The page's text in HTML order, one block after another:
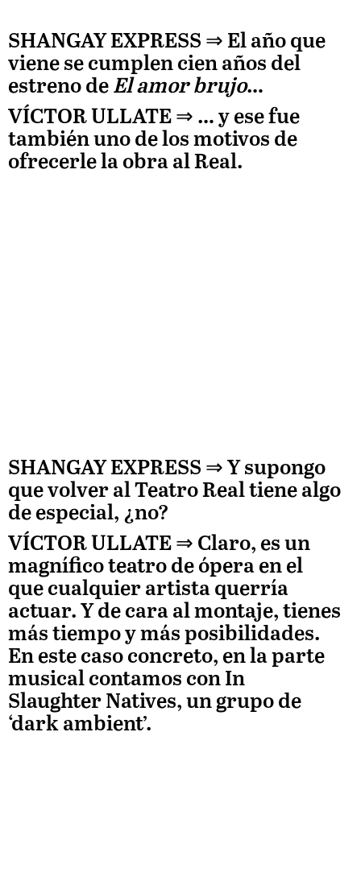
SHANGAY EXPRESS ⇒ El año que
viene se cumplen cien años del
estreno de El amor brujo…
VÍCTOR ULLATE ⇒ … y ese fue
también uno de los motivos de
ofrecerle la obra al Real.
SHANGAY EXPRESS ⇒ Y supongo
que volver al Teatro Real tiene algo
de especial, ¿no?
VÍCTOR ULLATE ⇒ Claro, es un
magnífico teatro de ópera en el
que cualquier artista querría
actuar. Y de cara al montaje, tienes
más tiempo y más posibilidades.
En este caso concreto, en la parte
musical contamos con In
Slaughter Natives, un grupo de
‘dark ambient’.